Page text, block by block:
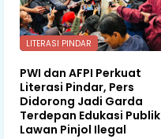
LITERASI PINDAR
PWI dan AFPI Perkuat
Literasi Pindar, Pers
Didorong Jadi Garda
Terdepan Edukasi Publik
Lawan Pinjol Ilegal